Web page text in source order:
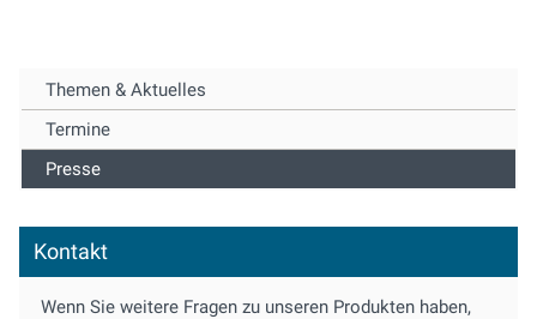
Themen & Aktuelles
Termine
Presse
Kontakt
Wenn Sie weitere Fragen zu unseren Produkten haben,